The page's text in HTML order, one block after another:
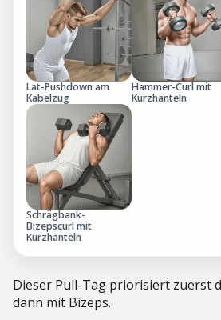
Lat-Pushdown am
Kabelzug
Hammer-Curl mit
Kurzhanteln
Schrägbank-
Bizepscurl mit
Kurzhanteln
Dieser Pull-Tag priorisiert zuerst
dann mit Bizeps.